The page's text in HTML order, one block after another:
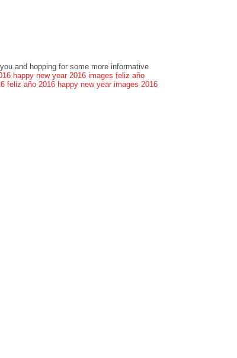
and hopping for some more informative
happy new year 2016 images feliz año
feliz año 2016 happy new year images 2016